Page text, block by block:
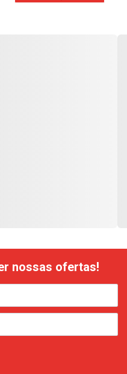
nossas ofertas!